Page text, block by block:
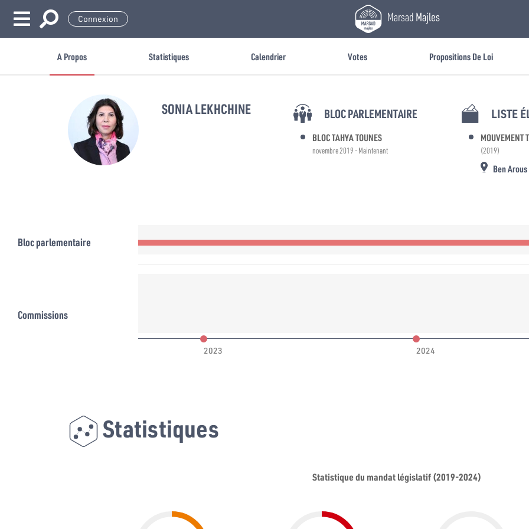
Connexion MarsadMajles
A Propos Statistiques Calendrier Votes Propositions De Loi
SONIA LEKHCHINE BLOC PARLEMENTAIRE
BLOC TAHYA TOUNES
novembre 2019 - Maintenant
LISTE
MOUVEMENT
(2019)
Ben Arous
Bloc parlementaire
Commissions
2023 2024
Statistiques
Statistique du mandat législatif (2019-2024)